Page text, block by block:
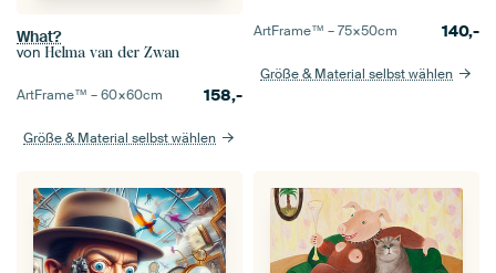
What?
von Helma van der Zwan
ArtFrame™ –60×60cm 158,-
Größe & Material selbst wählen
ArtFrame™ –75×50cm 140,-
Größe & Material selbst wählen